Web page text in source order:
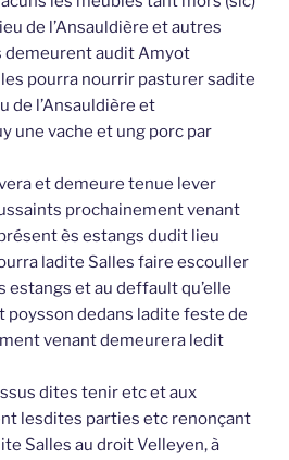
de l’Ansauldière et autres
demeurent audit Amyot
pourra nourrir pasturer sadite
de l’Ansauldière et
une vache et ung porc par
et demeure tenue lever
prochainement venant
ès estangs dudit lieu
ladite Salles faire escouller
et au deffault qu’elle
dedans ladite feste de
venant demeurera ledit
dites tenir etc et aux
lesdites parties etc renonçant
Salles au droit Velleyen, à